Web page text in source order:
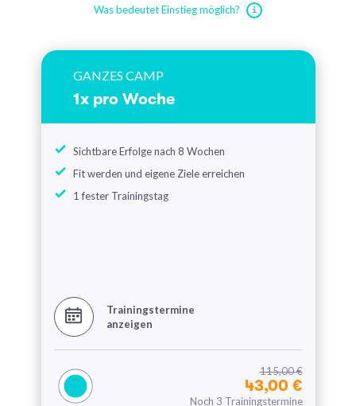
Was bedeutet Einstieg möglich? i
GANZES CAMP
1x pro Woche
Sichtbare Erfolge nach 8 Wochen
Fit werden und eigene Ziele erreichen
1 fester Trainingstag
Trainingstermine
anzeigen
115,00 €
43,00 €
Noch 3 Trainingstermine